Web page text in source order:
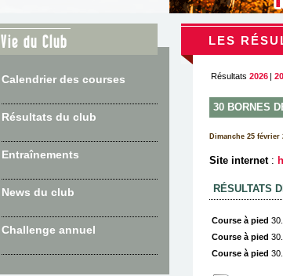
Vie du Club
Calendrier des courses
Résultats du club
Entraînements
News du club
Challenge annuel
LES
Résultats 2026 |
30 BORNES
Dimanche 25 février
Site internet:
RÉSULTATS
Course à pied
Course à pied
Course à pied